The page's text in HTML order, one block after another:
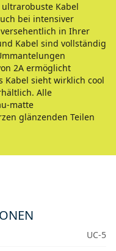
Kabel
bei intensiver
in Ihrer
Kabel sind vollständig
2A ermöglicht
Kabel sieht wirklich cool
Alle
matte
glänzenden Teilen
UC-5